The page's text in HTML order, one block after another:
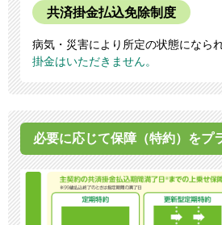
共済掛金払込免除制度
病気・災害により所定の状態になら
掛金はいただきません。
必要に応じて保障（特約）をプ